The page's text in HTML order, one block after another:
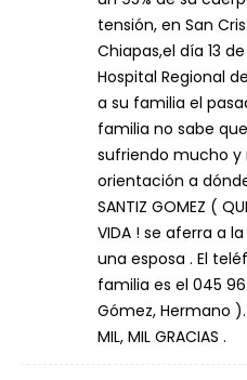
tensión, en San
Chiapas,el día 13
Hospital Regional
a su familia el
familia no sabe
sufriendo mucho y
orientación a
SANTIZ GOMEZ (
VIDA ! se aferra a
una esposa . El
familia es el 045
Gómez, Hermano ).
MIL, MIL GRACIAS .